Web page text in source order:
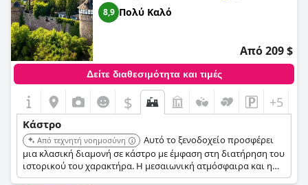
8,9 Πολύ Καλό
Από 209 $
Δείτε διαθεσιμότητα και τιμές
$ +5
Κάστρο
Από τεχνητή νοημοσύνη
Αυτό το ξενοδοχείο προσφέρει
μια κλασική διαμονή σε κάστρο με έμφαση στη διατήρηση του
ιστορικού του χαρακτήρα. Η μεσαιωνική ατμόσφαιρα και η
παραδοσιακή φιλοξενία το καθιστούν μια αξέχαστη εμπειρία.